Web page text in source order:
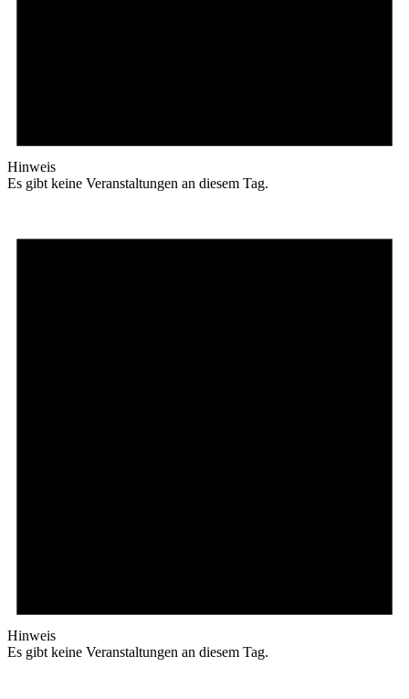
Hinweis
Es gibt keine Veranstaltungen an diesem Tag.
Hinweis
Es gibt keine Veranstaltungen an diesem Tag.